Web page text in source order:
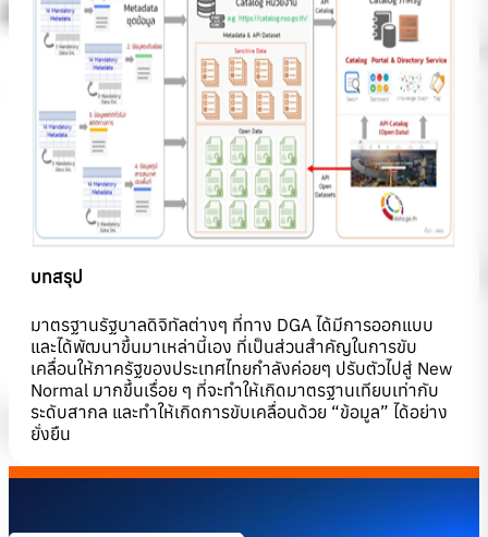
บทสรุป
มาตรฐานรัฐบาลดิจิทัลต่างๆ ที่ทาง DGA ได้มีการออกแบบ
และได้พัฒนาขึ้นมาเหล่านี้เอง ที่เป็นส่วนสำคัญในการขับ
เคลื่อนให้ภาครัฐของประเทศไทยกำลังค่อยๆ ปรับตัวไปสู่ New
Normal มากขึ้นเรื่อย ๆ ที่จะทำให้เกิดมาตรฐานเทียบเท่ากับ
ระดับสากล และทำให้เกิดการขับเคลื่อนด้วย “ข้อมูล” ได้อย่าง
ยั่งยืน